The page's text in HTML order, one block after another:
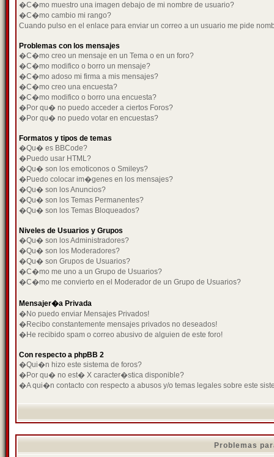
�C�mo muestro una imagen debajo de mi nombre de usuario?
�C�mo cambio mi rango?
Cuando pulso en el enlace para enviar un correo a un usuario me pide
Problemas con los mensajes
�C�mo creo un mensaje en un Tema o en un foro?
�C�mo modifico o borro un mensaje?
�C�mo adoso mi firma a mis mensajes?
�C�mo creo una encuesta?
�C�mo modifico o borro una encuesta?
�Por qu� no puedo acceder a ciertos Foros?
�Por qu� no puedo votar en encuestas?
Formatos y tipos de temas
�Qu� es BBCode?
�Puedo usar HTML?
�Qu� son los emoticonos o Smileys?
�Puedo colocar im�genes en los mensajes?
�Qu� son los Anuncios?
�Qu� son los Temas Permanentes?
�Qu� son los Temas Bloqueados?
Niveles de Usuarios y Grupos
�Qu� son los Administradores?
�Qu� son los Moderadores?
�Qu� son Grupos de Usuarios?
�C�mo me uno a un Grupo de Usuarios?
�C�mo me convierto en el Moderador de un Grupo de Usuarios?
Mensajer�a Privada
�No puedo enviar Mensajes Privados!
�Recibo constantemente mensajes privados no deseados!
�He recibido spam o correo abusivo de alguien de este foro!
Con respecto a phpBB 2
�Qui�n hizo este sistema de foros?
�Por qu� no est� X caracter�stica disponible?
�A qui�n contacto con respecto a abusos y/o temas legales sobre este
Problemas